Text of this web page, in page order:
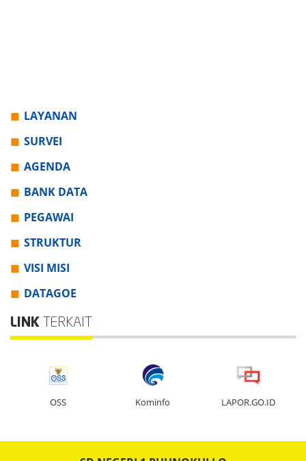
LAYANAN
SURVEI
AGENDA
BANK DATA
PEGAWAI
STRUKTUR
VISI MISI
DATAGOE
LINK TERKAIT
OSS Kominfo LAPOR.GO.ID